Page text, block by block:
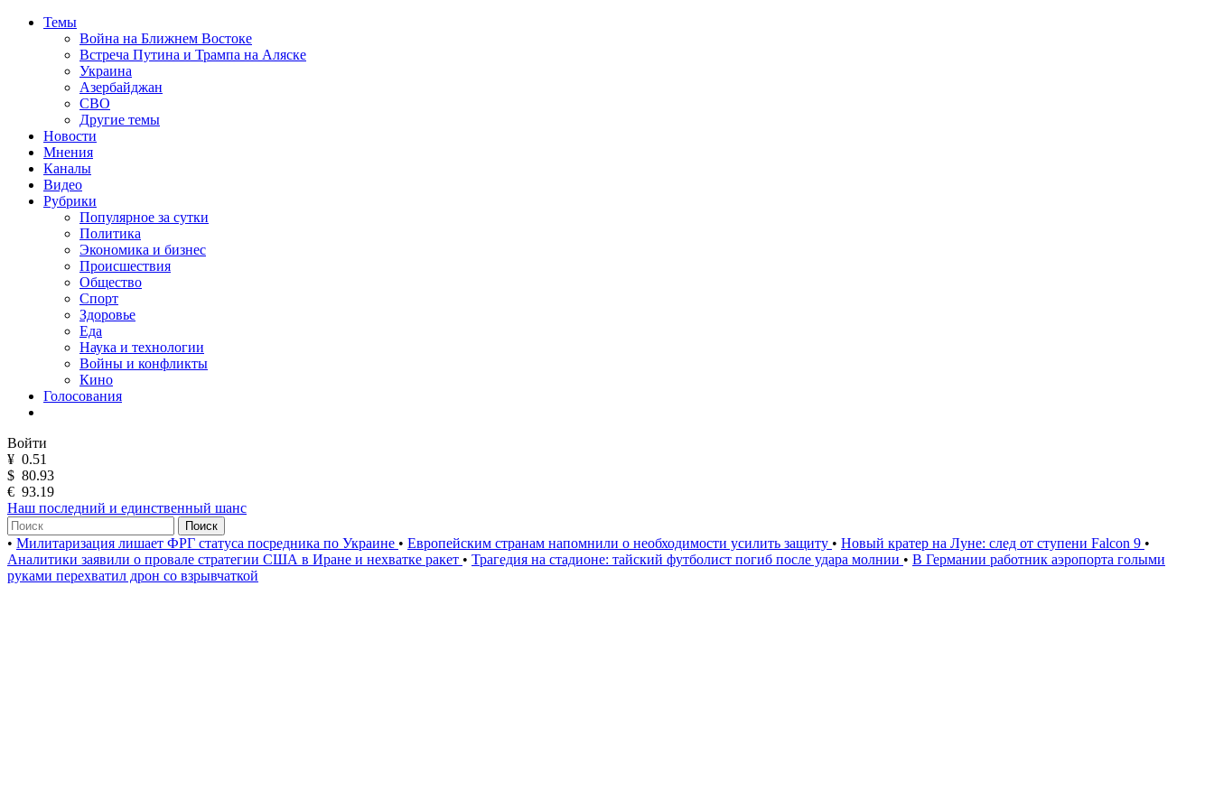
Темы
Война на Ближнем Востоке
Встреча Путина и Трампа на Аляске
Украина
Азербайджан
СВО
Другие темы
Новости
Мнения
Каналы
Видео
Рубрики
Популярное за сутки
Политика
Экономика и бизнес
Происшествия
Общество
Спорт
Здоровье
Еда
Наука и технологии
Войны и конфликты
Кино
Голосования
Войти
¥ 0.51
$ 80.93
€ 93.19
Наш последний и единственный шанс
Поиск
• Милитаризация лишает ФРГ статуса посредника по Украине • Европейским странам напомнили о необходимости усилить защиту • Новый кратер на Луне: след от ступени Falcon 9 •
Аналитики заявили о провале стратегии США в Иране и нехватке ракет • Трагедия на стадионе: тайский футболист погиб после удара молнии • В Германии работник аэропорта голыми
руками перехватил дрон со взрывчаткой